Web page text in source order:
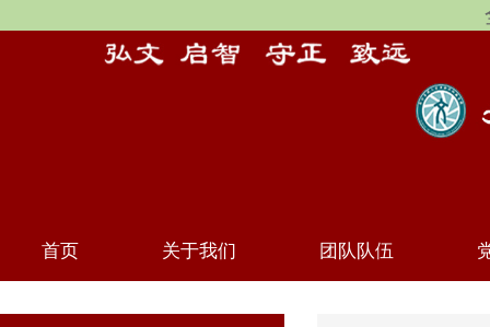
首页 关于我们 团队队伍